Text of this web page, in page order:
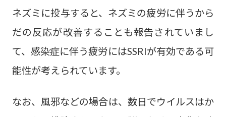
ネズミに投与すると、ネズミの疲労に伴うから
だの反応が改善することも報告されていまし
て、感染症に伴う疲労にはSSRIが有効である可
能性が考えられています。
なお、風邪などの場合は、数日でウイルスはか